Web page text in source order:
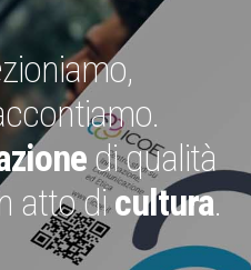
di qualità
atto dicultura.